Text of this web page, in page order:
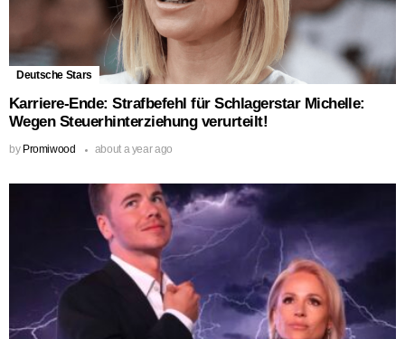
Deutsche Stars
Karriere-Ende: Strafbefehl für Schlagerstar Michelle:
Wegen Steuerhinterziehung verurteilt!
by Promiwood about a year ago